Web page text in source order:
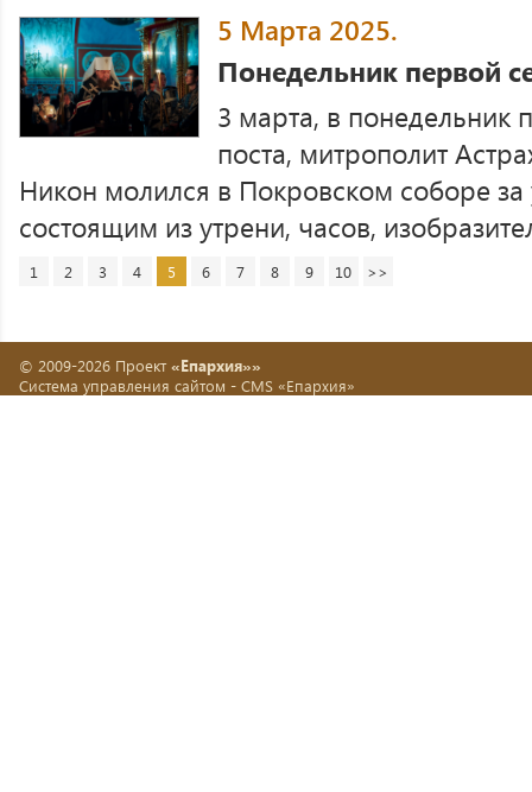
5 Марта 2025.
Понедельник первой
3 марта, в понедельник
поста, митрополит
Никон молился в Покровском соборе
состоящим из утрени, часов,
1 2 3 4 5 6 7 8 9 10 >>
© 2009-2026 Проект «Епархия»»
Система управления сайтом - CMS «Епархия»